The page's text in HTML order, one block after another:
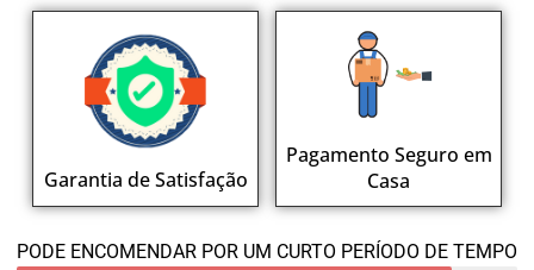
Garantia de Satisfação
Pagamento Seguro em
Casa
PODE ENCOMENDAR POR UM CURTO PERÍODO DE TEMPO